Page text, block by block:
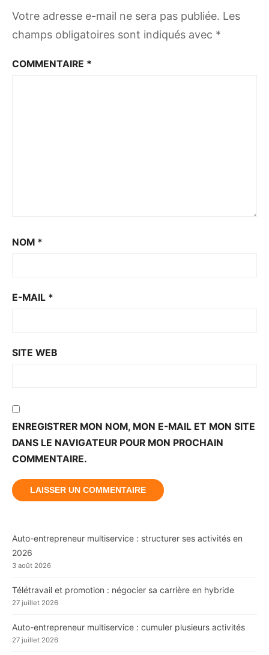
Votre adresse e-mail ne sera pas publiée. Les
champs obligatoires sont indiqués avec *
COMMENTAIRE *
NOM *
E-MAIL *
SITE WEB
ENREGISTRER MON NOM, MON E-MAIL ET MON SITE
DANS LE NAVIGATEUR POUR MON PROCHAIN
COMMENTAIRE.
Auto-entrepreneur multiservice : structurer ses activités en
2026
3 août 2026
Télétravail et promotion : négocier sa carrière en hybride
27 juillet 2026
Auto-entrepreneur multiservice : cumuler plusieurs activités
27 juillet 2026